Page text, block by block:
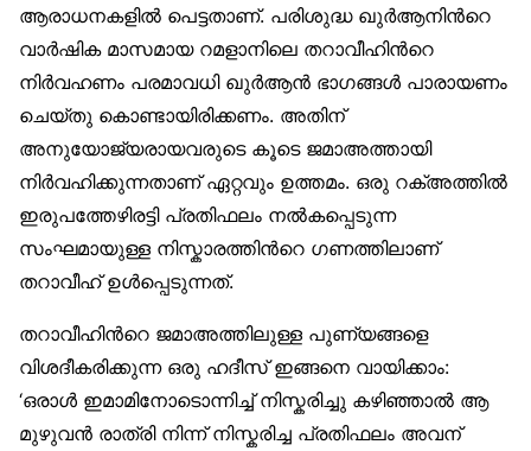
ആരാധനകളില്‍ പെട്ടതാണ്. പരിശുദ്ധ ഖുര്‍ആനിന്‍റെ
വാര്‍ഷിക മാസമായ റമളാനിലെ തറാവീഹിന്‍റെ
നിര്‍വഹണം പരമാവധി ഖുര്‍ആന്‍ ഭാഗങ്ങള്‍ പാരായണം
ചെയ്തു കൊണ്ടായിരിക്കണം. അതിന്
അനുയോജ്യരായവരുടെ കൂടെ ജമാഅത്തായി
നിര്‍വഹിക്കുന്നതാണ് ഏറ്റവും ഉത്തമം. ഒരു റക്അത്തില്‍
ഇരുപത്തേഴിരട്ടി പ്രതിഫലം നല്‍കപ്പെടുന്ന
സംഘമായുള്ള നിസ്കാരത്തിന്‍റെ ഗണത്തിലാണ്
തറാവീഹ് ഉള്‍പ്പെടുന്നത്.
തറാവീഹിന്‍റെ ജമാഅത്തിലുള്ള പുണ്യങ്ങളെ
വിശദീകരിക്കുന്ന ഒരു ഹദീസ് ഇങ്ങനെ വായിക്കാം:
‘ഒരാള്‍ ഇമാമിനോടൊന്നിച്ച് നിസ്കരിച്ചു കഴിഞ്ഞാല്‍ ആ
മുഴുവന്‍ രാത്രി നിന്ന് നിസ്കരിച്ച പ്രതിഫലം അവന്